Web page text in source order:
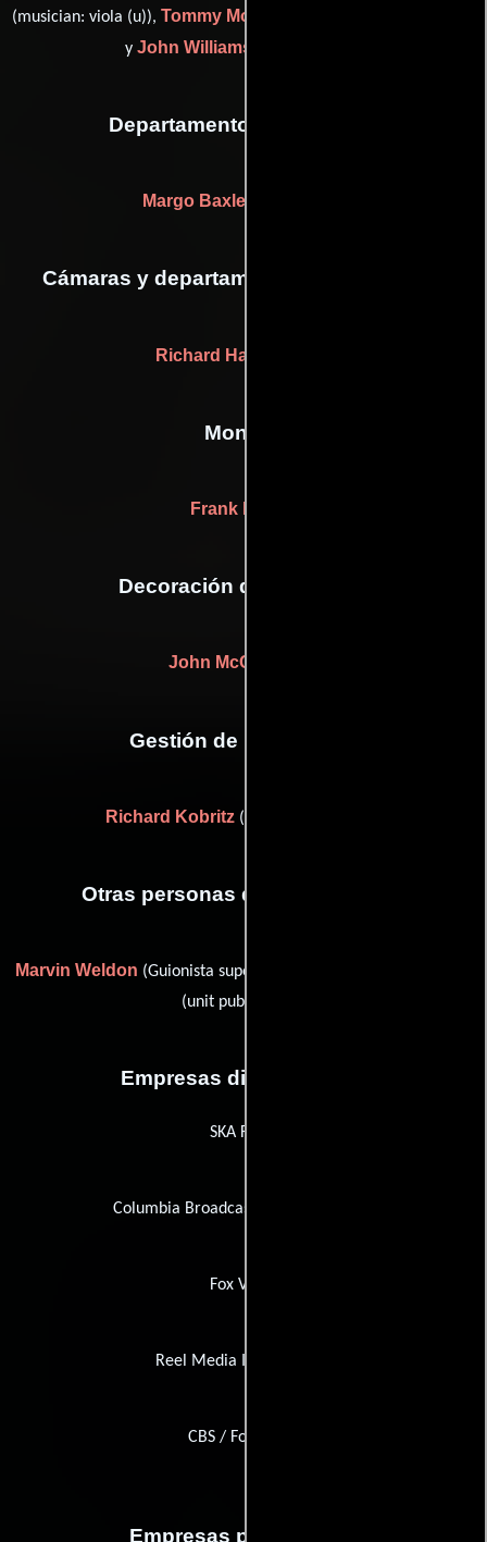
(musician: viola (u)), Tommy Morgan
y John Williams
Departamento de vestuario
Margo Baxley
Cámaras y departamento de electricidad
Richard Hart
Montaje
Frank Bracht
Decoración de escenario
John McCarthy Jr.
Gestión de producción
Richard Kobritz(Jefe de producción)
Otras personas que participaron
Marvin Weldon (Guionista supervisor) y
(unit publicist (u))
Empresas distribuidoras
SKA Films
Columbia Broadcasting System (CBS)
Fox Video
Reel Media International
CBS / Fox Video
Empresas productoras